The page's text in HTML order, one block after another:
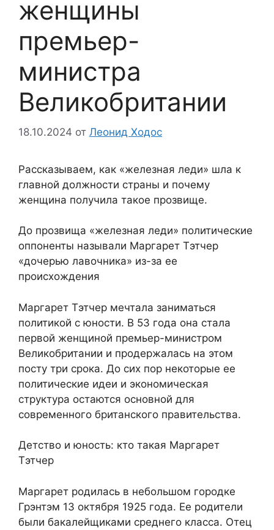
женщины
премьер-
министра
Великобритании
18.10.2024 от Леонид Ходос
Рассказываем, как «железная леди» шла к
главной должности страны и почему
женщина получила такое прозвище.
До прозвища «железная леди» политические
оппоненты называли Маргарет Тэтчер
«дочерью лавочника» из-за ее
происхождения
Маргарет Тэтчер мечтала заниматься
политикой с юности. В 53 года она стала
первой женщиной премьер-министром
Великобритании и продержалась на этом
посту три срока. До сих пор некоторые ее
политические идеи и экономическая
структура остаются основной для
современного британского правительства.
Детство и юность: кто такая Маргарет
Тэтчер
Маргарет родилась в небольшом городке
Грэнтэм 13 октября 1925 года. Ее родители
были бакалейщиками среднего класса. Отец